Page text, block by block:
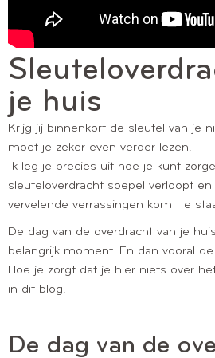
je huis
Krijg jij binnenkort de sleutel van je
moet je zeker even verder lezen.
Ik leg je precies uit hoe je kunt
sleuteloverdracht soepel verloopt
vervelende verrassingen komt te
De dag van de overdracht van je
belangrijk moment. En dan vooral
Hoe je zorgt dat je hier niets over
in dit blog.
De dag van de